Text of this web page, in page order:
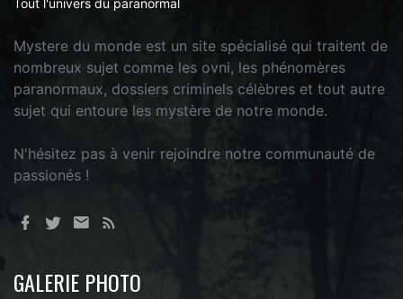
Mystere du monde est un site spécialisé qui traitent de
nombreux sujet comme les ovni, les phénomères
paranormaux, dossiers criminels célèbres et tout autre
sujet qui entoure les mystère de notre monde.
N'hésitez pas à venir rejoindre notre communauté de
passionés !
GALERIE PHOTO